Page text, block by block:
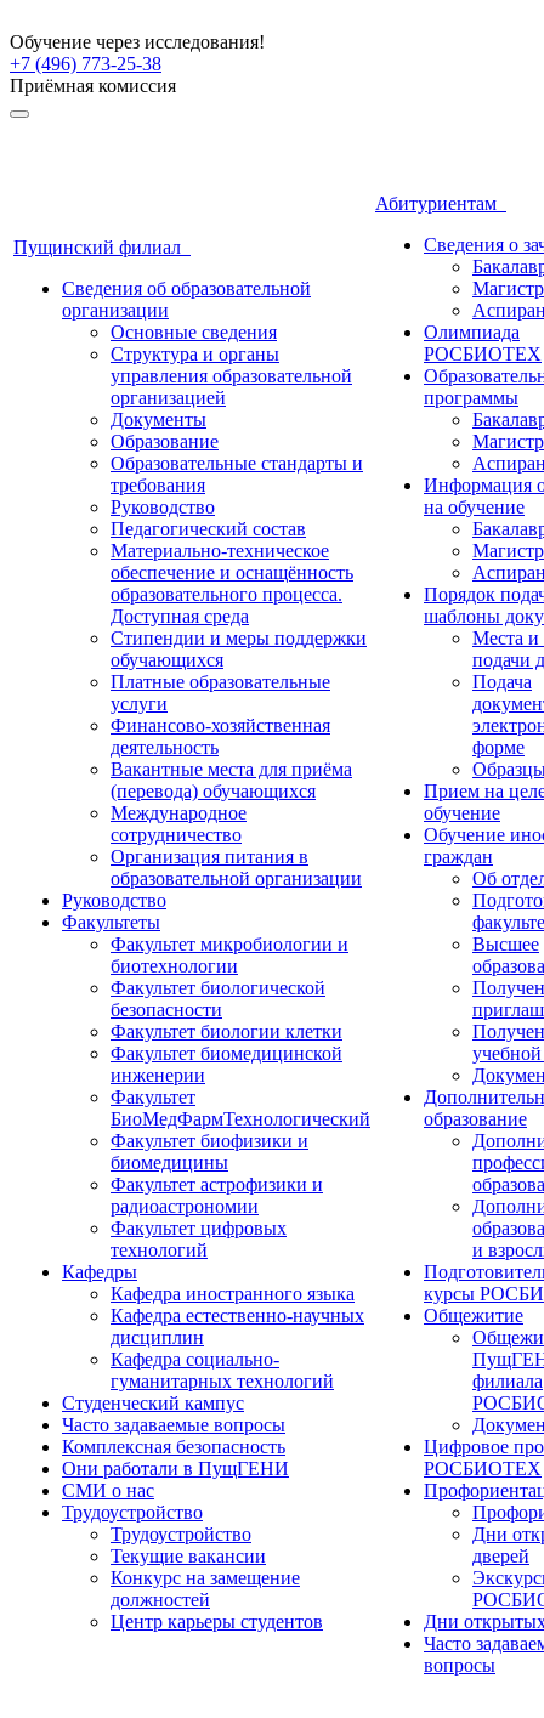
Обучение через исследования!
+7 (496) 773-25-38
Приёмная комиссия
Пущинский филиал
Сведения об образовательной
организации
Основные сведения
Структура и органы
управления образовательной
организацией
Документы
Образование
Образовательные стандарты и
требования
Руководство
Педагогический состав
Материально-техническое
обеспечение и оснащённость
образовательного процесса.
Доступная среда
Стипендии и меры поддержки
обучающихся
Платные образовательные
услуги
Финансово-хозяйственная
деятельность
Вакантные места для приёма
(перевода) обучающихся
Международное
сотрудничество
Организация питания в
образовательной организации
Руководство
Факультеты
Факультет микробиологии и
биотехнологии
Факультет биологической
безопасности
Факультет биологии клетки
Факультет биомедицинской
инженерии
Факультет
БиоМедФармТехнологический
Факультет биофизики и
биомедицины
Факультет астрофизики и
радиоастрономии
Факультет цифровых
технологий
Кафедры
Кафедра иностранного языка
Кафедра естественно-научных
дисциплин
Кафедра социально-
гуманитарных технологий
Студенческий кампус
Часто задаваемые вопросы
Комплексная безопасность
Они работали в ПущГЕНИ
СМИ о нас
Трудоустройство
Трудоустройство
Текущие вакансии
Конкурс на замещение
должностей
Центр карьеры студентов
Абитуриентам
Сведения о
Олимпиада
РОСБИОТЕХ
программы
Информация
на обучение
Порядок
шаблоны
Места и
подачи
Подача
форме
Прием на
обучение
Обучение
граждан
Об
Высшее
образование
и
курсы
Общежитие
филиала
Цифровое
РОСБИОТЕХ
Дни
дверей
Дни
Часто
вопросы